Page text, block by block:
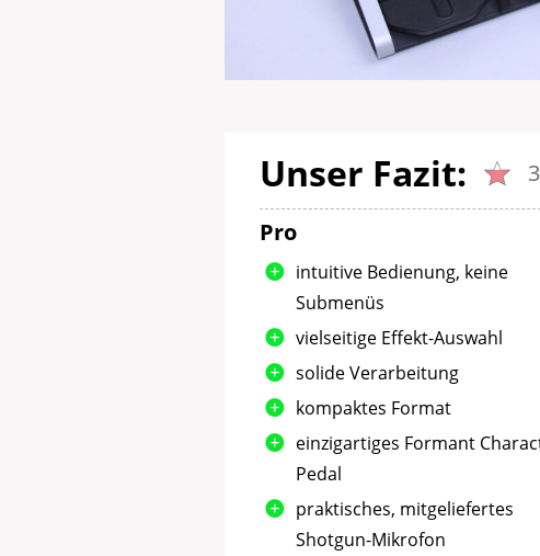
Unser Fazit:
Pro
intuitive Bedienung, keine
Submenüs
vielseitige Effekt-Auswahl
solide Verarbeitung
kompaktes Format
einzigartiges Formant
Pedal
praktisches, mitgeliefertes
Shotgun-Mikrofon